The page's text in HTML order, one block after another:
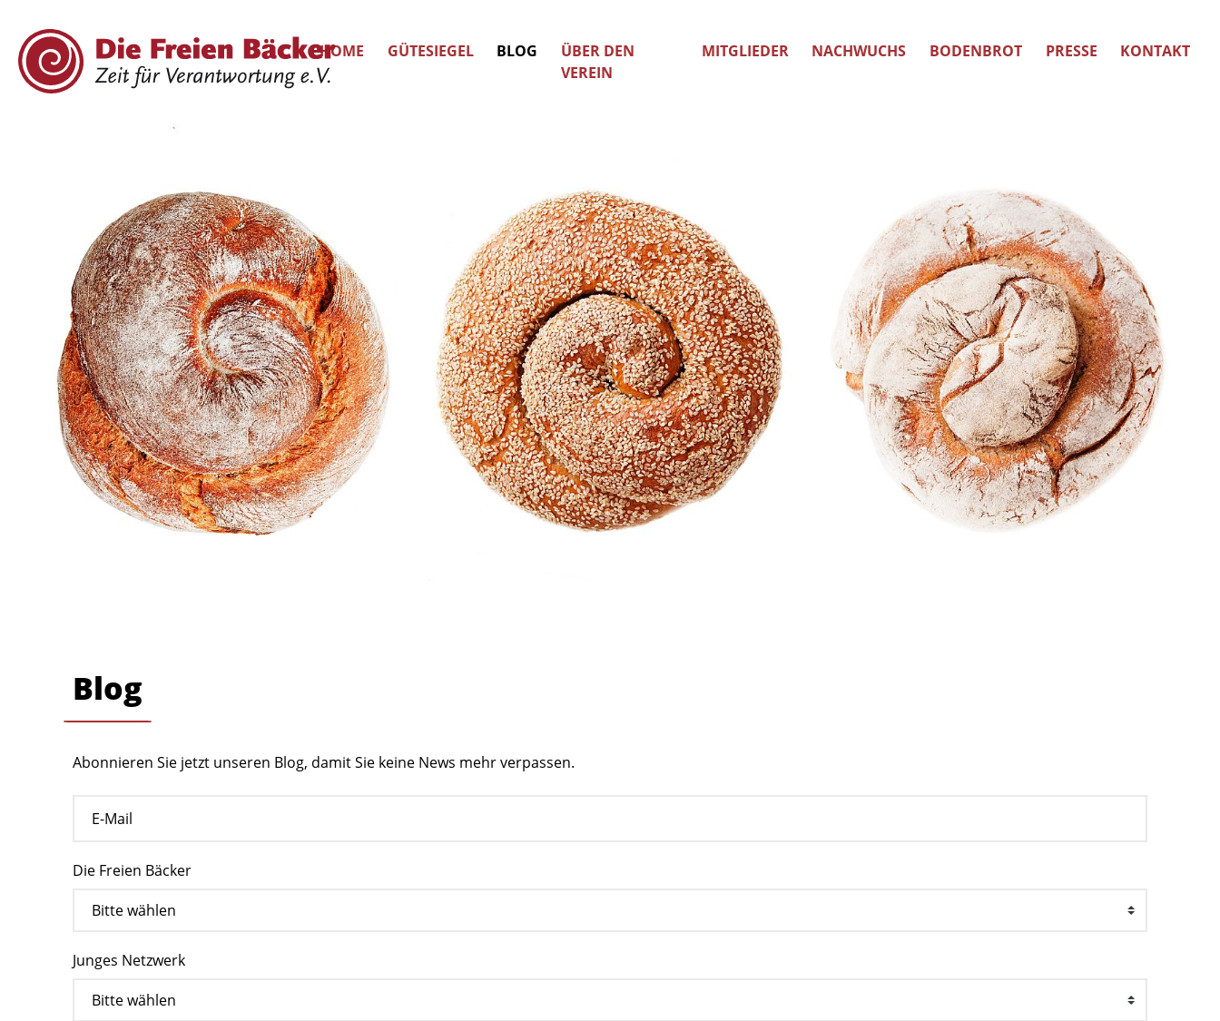
HOME GÜTESIEGEL BLOG
ÜBER DEN
VEREIN
MITGLIEDER NACHWUCHS BODENBROT PRESSE KONTAKT
Blog
Abonnieren Sie jetzt unseren Blog, damit Sie keine News mehr verpassen.
Die Freien Bäcker
Junges Netzwerk